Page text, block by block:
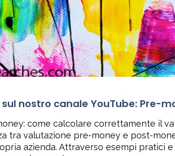
sul nostro canale YouTube: Pre-
come calcolare correttamente il
tra valutazione pre-money e post-
azienda. Attraverso esempi pratici